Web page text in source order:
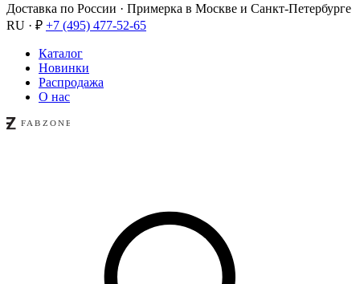
Доставка по России · Примерка в Москве и Санкт-Петербурге
RU · ₽ +7 (495) 477-52-65
Каталог
Новинки
Распродажа
О нас